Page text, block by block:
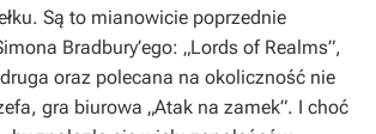
Są to mianowicie poprzednie
Bradbury’ego: „Lords of Realms”,
oraz polecana na okoliczność nie
gra biurowa „Atak na zamek”. I choć